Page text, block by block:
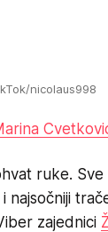
nicolaus998
ruke.
najsočniji
zajednici